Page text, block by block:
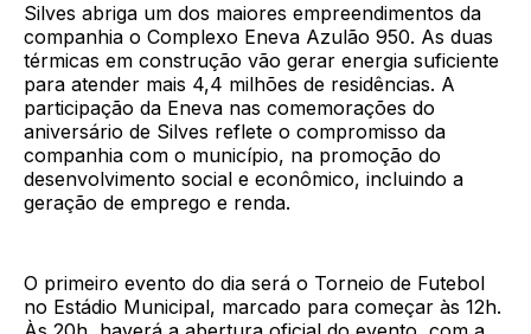
Silves abriga um dos maiores empreendimentos da
companhia o Complexo Eneva Azulão 950. As duas
térmicas em construção vão gerar energia suficiente
para atender mais 4,4 milhões de residências. A
participação da Eneva nas comemorações do
aniversário de Silves reflete o compromisso da
companhia com o município, na promoção do
desenvolvimento social e econômico, incluindo a
geração de emprego e renda.
O primeiro evento do dia será o Torneio de Futebol
no Estádio Municipal, marcado para começar às 12h.